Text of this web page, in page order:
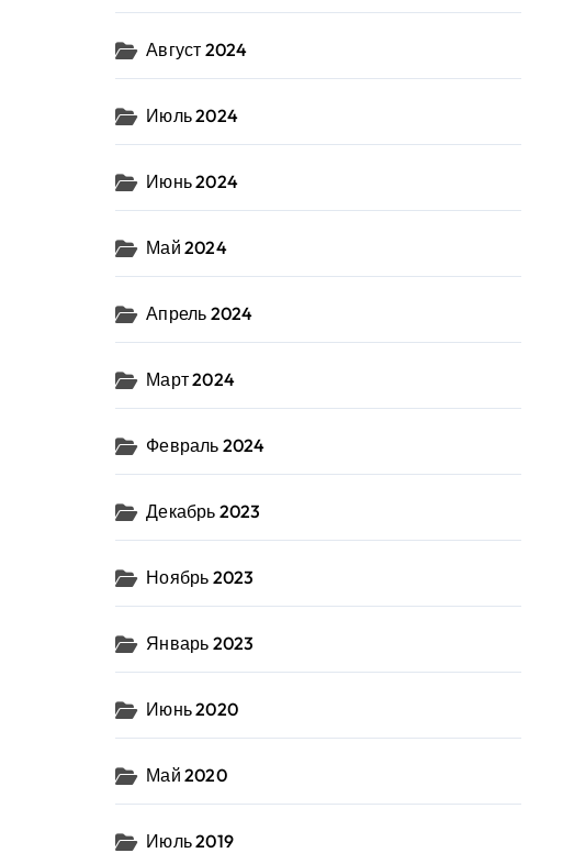
Август 2024
Июль 2024
Июнь 2024
Май 2024
Апрель 2024
Март 2024
Февраль 2024
Декабрь 2023
Ноябрь 2023
Январь 2023
Июнь 2020
Май 2020
Июль 2019